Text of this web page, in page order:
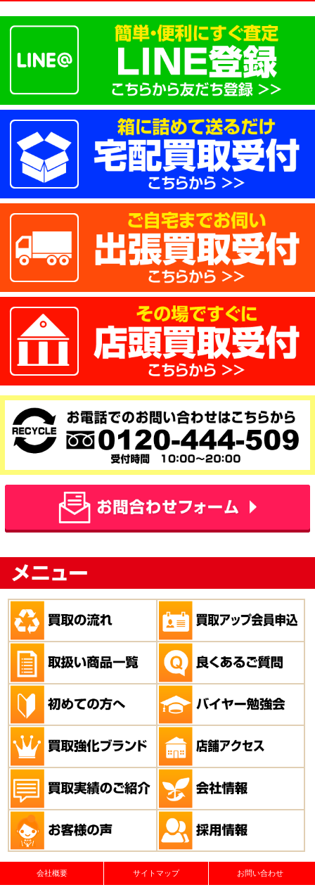
電動工具 買取 日立工機 ハン...
2021.6.15
化粧品 買取 ルーツ医健 プル...
2021.6.14
電動工具 買取 ハイガー 半自...
2021.7.28
電動工具 買取 マキタ 充電式...
2021.7.26
ハンドツール 買取 スナップオ...
会社概要 サイトマップ お問い合わせ